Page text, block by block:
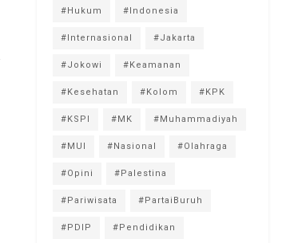
#Hukum #Indonesia
#Internasional #Jakarta
#Jokowi #Keamanan
#Kesehatan #Kolom #KPK
#KSPI #MK #Muhammadiyah
#MUI #Nasional #Olahraga
#Opini #Palestina
#Pariwisata #PartaiBuruh
#PDIP #Pendidikan